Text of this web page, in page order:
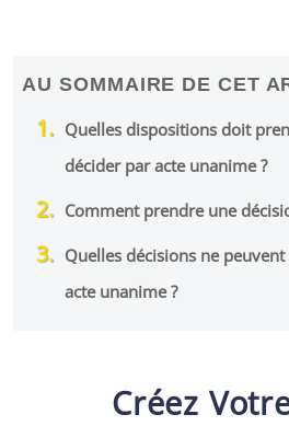
AU SOMMAIRE DE CET
Quelles dispositions doit
décider par acte unanime ?
Comment prendre une
Quelles décisions ne
acte unanime ?
Créez